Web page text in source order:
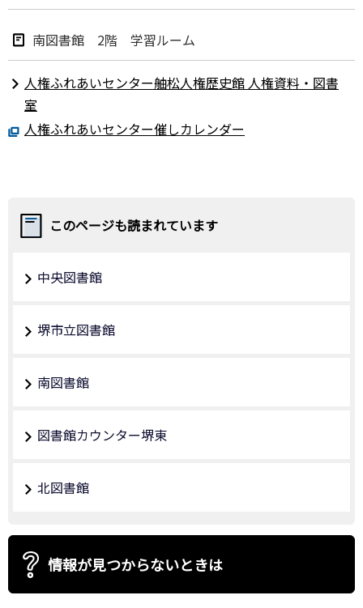
南図書館 2階 学習ルーム
人権ふれあいセンター舳松人権歴史館 人権資料・図書
室
人権ふれあいセンター催しカレンダー
このページも読まれています
中央図書館
堺市立図書館
南図書館
図書館カウンター堺東
北図書館
情報が見つからないときは